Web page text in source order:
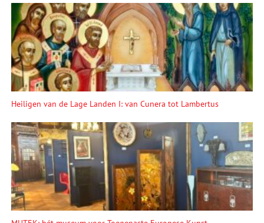
Heiligen van de Lage Landen I: van Cunera tot Lambertus